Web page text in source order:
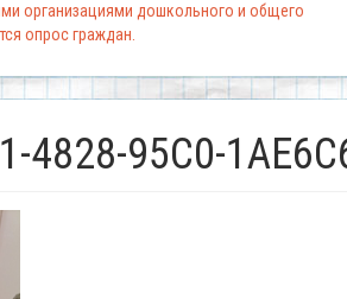
организациями дошкольного и общего
опрос граждан.
4828-95C0-